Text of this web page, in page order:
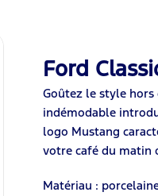
Ford
Goûtez le style hors
indémodable
logo Mustang
votre café du matin
Matériau :